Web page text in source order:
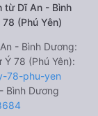
từ Dĩ An - Bình
(Phú Yên)
- Bình Dương:
78 (Phú Yên):
78-phu-yen
Bình Dương